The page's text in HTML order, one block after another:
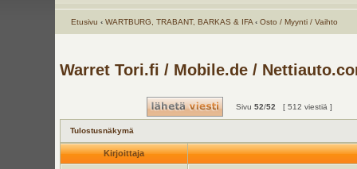
Etusivu ‹ WARTBURG, TRABANT, BARKAS & IFA ‹ Osto / Myynti / Vaihto
Warret Tori.fi / Mobile.de /
Sivu 52/52 [ 512 viestiä ]
Tulostusnäkymä
Kirjoittaja